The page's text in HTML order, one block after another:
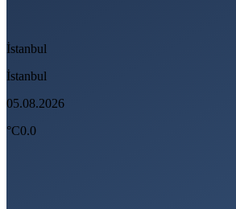
İstanbul
İstanbul
05.08.2026
°C0.0